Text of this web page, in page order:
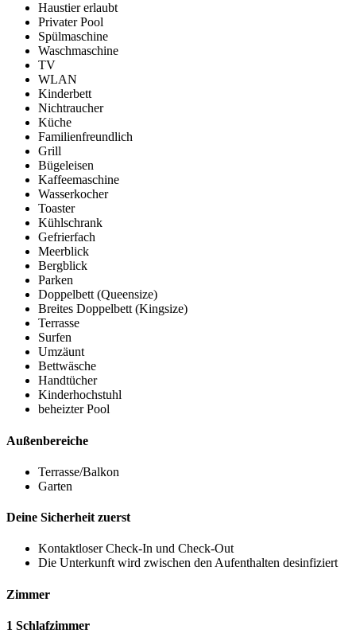
Haustier erlaubt
Privater Pool
Spülmaschine
Waschmaschine
TV
WLAN
Kinderbett
Nichtraucher
Küche
Familienfreundlich
Grill
Bügeleisen
Kaffeemaschine
Wasserkocher
Toaster
Kühlschrank
Gefrierfach
Meerblick
Bergblick
Parken
Doppelbett (Queensize)
Breites Doppelbett (Kingsize)
Terrasse
Surfen
Umzäunt
Bettwäsche
Handtücher
Kinderhochstuhl
beheizter Pool
Außenbereiche
Terrasse/Balkon
Garten
Deine Sicherheit zuerst
Kontaktloser Check-In und Check-Out
Die Unterkunft wird zwischen den Aufenthalten desinfiziert
Zimmer
1 Schlafzimmer